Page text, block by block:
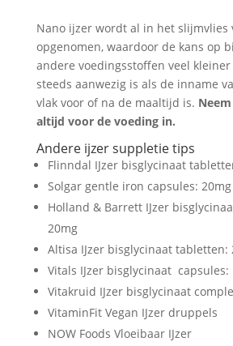
Nano ijzer wordt al in het slijmvlies
opgenomen, waardoor de kans op
andere voedingsstoffen veel
steeds aanwezig is als de inname
vlak voor of na de maaltijd is.
altijd voor de voeding in.
Andere ijzer suppletie tips
Flinndal IJzer bisglycinaat
Solgar gentle iron capsules: 20mg
Holland & Barrett IJzer
20mg
Altisa IJzer bisglycinaat tabletten:
Vitals IJzer bisglycinaat
Vitakruid IJzer bisglycinaat
VitaminFit Vegan IJzer druppels
NOW Foods Vloeibaar IJzer